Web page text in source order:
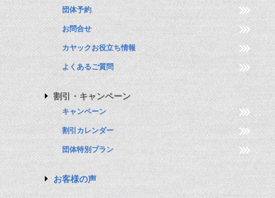
団体予約
お問合せ
カヤックお役立ち情報
よくあるご質問
割引・キャンペーン
キャンペーン
割引カレンダー
団体特別プラン
お客様の声